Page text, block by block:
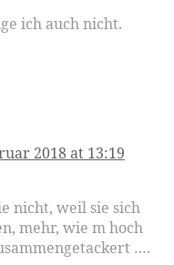
ich auch nicht.
2018 at 13:19
nicht, weil sie sich
mehr, wie m hoch
….